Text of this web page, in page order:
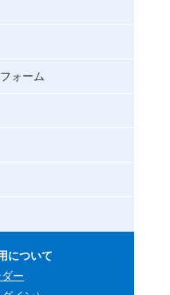
ォーム
について
ー